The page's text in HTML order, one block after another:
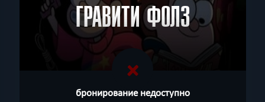
ГРАВИТИ ФОЛЗ
бронирование недоступно